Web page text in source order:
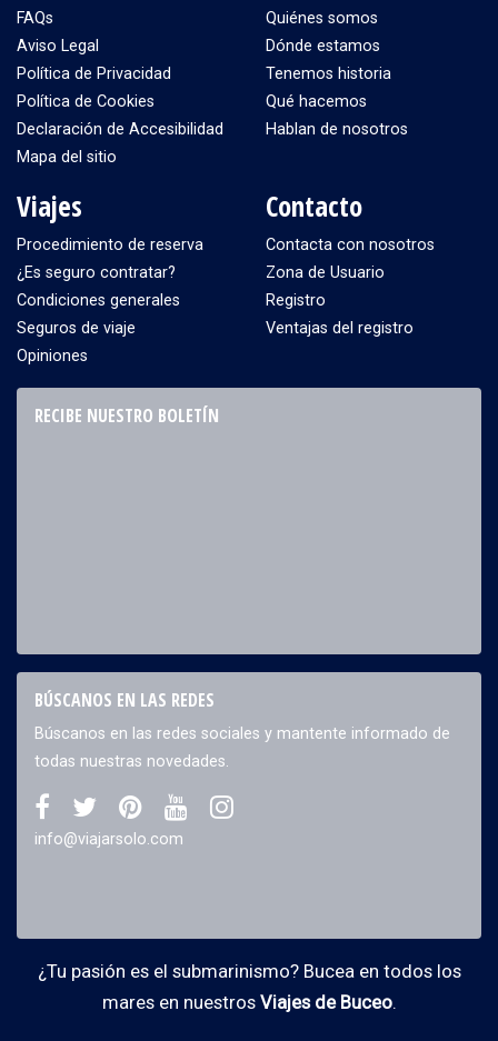
FAQs
Aviso Legal
Política de Privacidad
Política de Cookies
Declaración de Accesibilidad
Mapa del sitio
Quiénes somos
Dónde estamos
Tenemos historia
Qué hacemos
Hablan de nosotros
Viajes
Procedimiento de reserva
¿Es seguro contratar?
Condiciones generales
Seguros de viaje
Opiniones
Contacto
Contacta con nosotros
Zona de Usuario
Registro
Ventajas del registro
RECIBE NUESTRO BOLETÍN
BÚSCANOS EN LAS REDES
Búscanos en las redes sociales y mantente informado de
todas nuestras novedades.
info@viajarsolo.com
¿Tu pasión es el submarinismo? Bucea en todos los
mares en nuestros Viajes de Buceo.